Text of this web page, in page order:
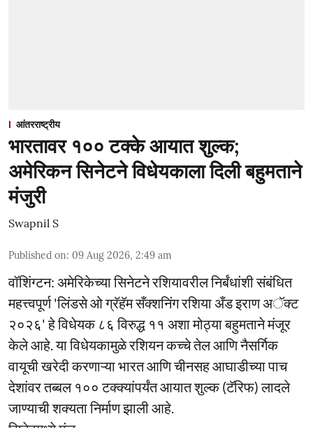
आंतरराष्ट्रीय
भारतावर १०० टक्के आयात शुल्क;
अमेरिकन सिनेटने विधेयकाला दिली बहुमताने
मंजुरी
Swapnil S
Published on: 09 Aug 2026, 2:49 am
वॉशिंग्टन: अमेरिकेच्या सिनेटने रशियावरील निर्बंधांशी संबंधित
महत्त्वपूर्ण 'लिंडसे ओ ग्रॅहॅम सँक्शनिंग रशिया अँड इराण अॅक्ट
२०२६' हे विधेयक ८६ विरुद्ध ११ अशा मोठ्या बहुमताने मंजूर
केले आहे. या विधेयकामुळे रशियन कच्चे तेल आणि नैसर्गिक
वायूची खरेदी करणाऱ्या भारत आणि चीनसह आघाडीच्या पाच
देशांवर तब्बल १०० टक्क्यांपर्यंत आयात शुल्क (टॅरिफ) लादले
जाण्याची शक्यता निर्माण झाली आहे.